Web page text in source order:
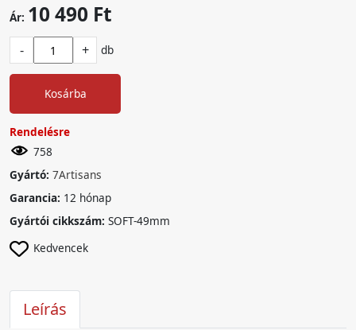
Ár: 10 490 Ft
- + db
Kosárba
Rendelésre
758
Gyártó: 7Artisans
Garancia: 12 hónap
Gyártói cikkszám: SOFT-49mm
Kedvencek
Leírás